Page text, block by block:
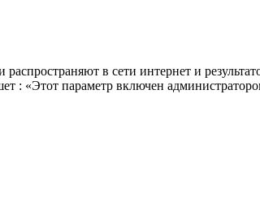
в сети интернет и
: «Этот параметр включен